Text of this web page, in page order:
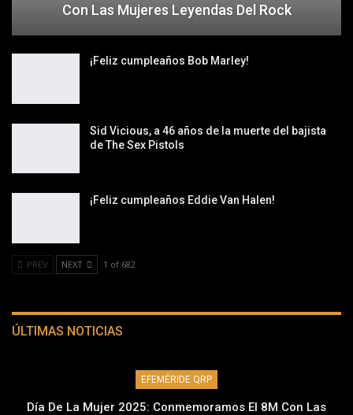
Con Las Mujeres Leyendas Del Rock
¡Feliz cumpleaños Bob Marley!
Sid Vicious, a 46 años de la muerte del bajista
de The Sex Pistols
¡Feliz cumpleaños Eddie Van Halen!
PREV NEXT 1 of 682
ÚLTIMAS NOTICIAS
EFEMÉRIDE QRP
Día De La Mujer 2025: Conmemoramos El 8M Con Las